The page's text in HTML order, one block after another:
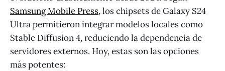
Samsung Mobile Press, los chipsets de Galaxy S24
Ultra permitieron integrar modelos locales como
Stable Diffusion 4, reduciendo la dependencia de
servidores externos. Hoy, estas son las opciones
más potentes: